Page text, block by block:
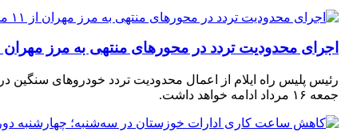
اجرای محدودیت تردد در محورهای منتهی به مرز مهران از ۱۱
جمعه ۱۶ مرداد ادامه خواهد داشت.